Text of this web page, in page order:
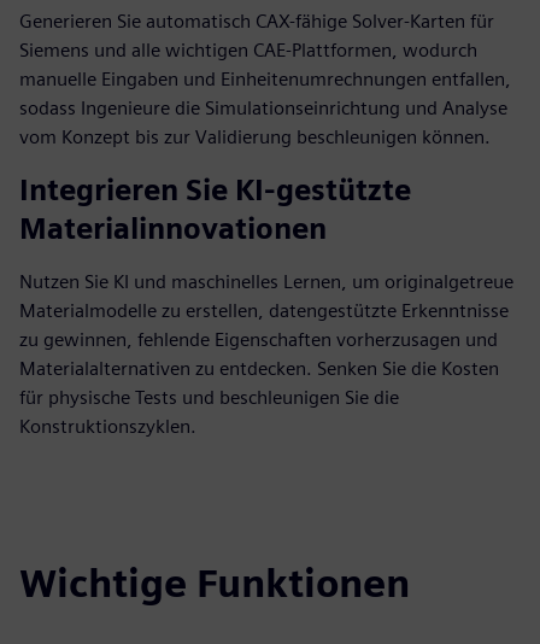
Generieren Sie automatisch CAX-fähige Solver-Karten für
Siemens und alle wichtigen CAE-Plattformen, wodurch
manuelle Eingaben und Einheitenumrechnungen entfallen,
sodass Ingenieure die Simulationseinrichtung und Analyse
vom Konzept bis zur Validierung beschleunigen können.
Integrieren Sie KI-gestützte
Materialinnovationen
Nutzen Sie KI und maschinelles Lernen, um originalgetreue
Materialmodelle zu erstellen, datengestützte Erkenntnisse
zu gewinnen, fehlende Eigenschaften vorherzusagen und
Materialalternativen zu entdecken. Senken Sie die Kosten
für physische Tests und beschleunigen Sie die
Konstruktionszyklen.
Wichtige Funktionen